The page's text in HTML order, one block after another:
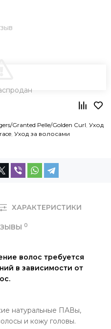
Granted Pelle/Golden Curl, Уход
, Уход за волосами
ХАРАКТЕРИСТИКИ
0
волос требуется
в зависимости от
натуральные ПАВы,
и кожу головы.